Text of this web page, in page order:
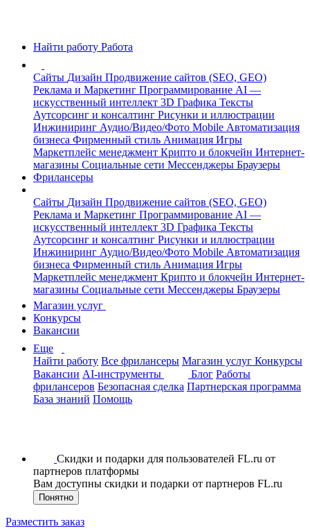
Найти работу Работа
Сайты Дизайн Продвижение сайтов (SEO, GEO)
Реклама и Маркетинг Программирование AI —
искусственный интеллект 3D Графика Тексты
Аутсорсинг и консалтинг Рисунки и иллюстрации
Инжиниринг Аудио/Видео/Фото Mobile Автоматизация
бизнеса Фирменный стиль Анимация Игры
Маркетплейс менеджмент Крипто и блокчейн Интернет-
магазины Социальные сети Мессенджеры Браузеры
Фрилансеры
Сайты Дизайн Продвижение сайтов (SEO, GEO)
Реклама и Маркетинг Программирование AI —
искусственный интеллект 3D Графика Тексты
Аутсорсинг и консалтинг Рисунки и иллюстрации
Инжиниринг Аудио/Видео/Фото Mobile Автоматизация
бизнеса Фирменный стиль Анимация Игры
Маркетплейс менеджмент Крипто и блокчейн Интернет-
магазины Социальные сети Мессенджеры Браузеры
Магазин услуг
Конкурсы
Вакансии
Еще
Найти работу Все фрилансеры Магазин услуг Конкурсы
Вакансии AI-инструменты Блог Работы
фрилансеров Безопасная сделка Партнерская программа
База знаний Помощь
Скидки и подарки для пользователей FL.ru от
партнеров платформы
Вам доступны скидки и подарки от партнеров FL.ru
Понятно
Разместить заказ